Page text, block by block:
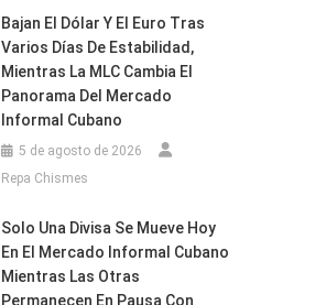
Bajan El Dólar Y El Euro Tras
Varios Días De Estabilidad,
Mientras La MLC Cambia El
Panorama Del Mercado
Informal Cubano
5 de agosto de 2026
Repa Chismes
Solo Una Divisa Se Mueve Hoy
En El Mercado Informal Cubano
Mientras Las Otras
Permanecen En Pausa Con